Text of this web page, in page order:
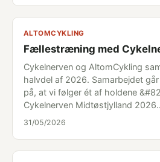
ALTOMCYKLING
Fællestræning med
Cykelnerven og AltomCykling
halvdel af 2026. Samarbejdet
på, at vi følger ét af holdene
Cykelnerven Midtøstjylland
31/05/2026